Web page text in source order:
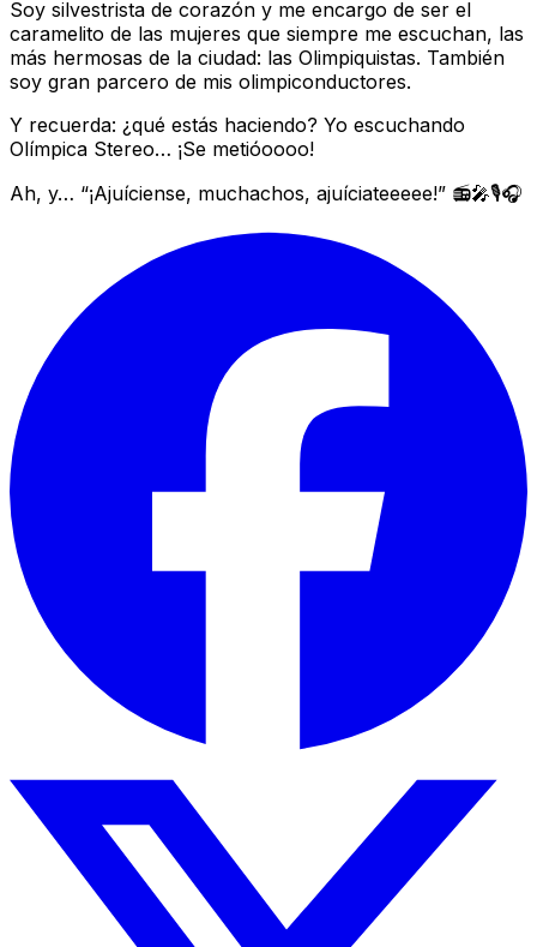
Soy silvestrista de corazón y me encargo de ser el
caramelito de las mujeres que siempre me escuchan, las
más hermosas de la ciudad: las Olimpiquistas. También
soy gran parcero de mis olimpiconductores.
Y recuerda: ¿qué estás haciendo? Yo escuchando
Olímpica Stereo… ¡Se metióoooo!
Ah, y… “¡Ajuíciense, muchachos, ajuíciateeeee!” 📻🎤🎙️🎧